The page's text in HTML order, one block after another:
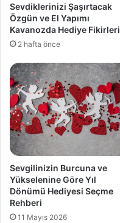
Sevdiklerinizi Şaşırtacak
Özgün ve El Yapımı
Kavanozda Hediye Fikirleri
2 hafta önce
Sevgilinizin Burcuna ve
Yükselenine Göre Yıl
Dönümü Hediyesi Seçme
Rehberi
11 Mayıs 2026